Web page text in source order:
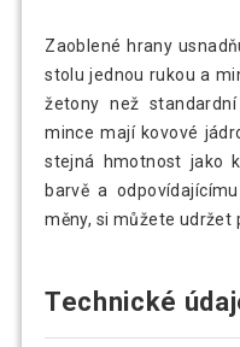
Zaoblené hrany
stolu jednou rukou a
žetony než
mince mají kovové
stejná hmotnost jako
barvě a
měny, si můžete udržet
Technické